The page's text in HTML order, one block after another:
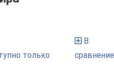
только
В
сравнение